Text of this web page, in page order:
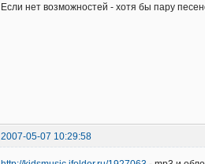
Если нет возможностей - хотя бы пару
2007-05-07 10:29:58